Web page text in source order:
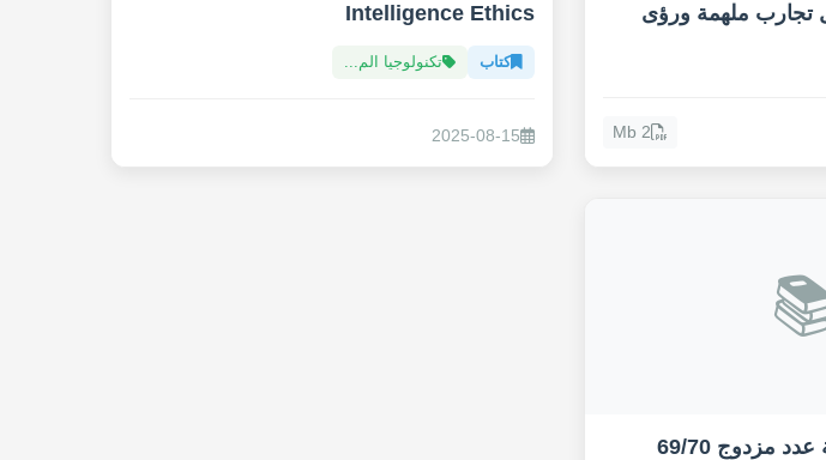
تجارب ملهمة ورؤى
2 Mb
Intelligence Ethics
كتاب تكنولوجيا الم...
2025-08-15
مزدوج 69/70